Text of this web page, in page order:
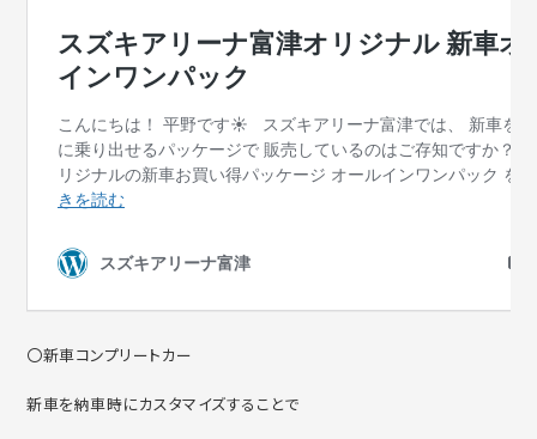
〇新車コンプリートカー
新車を納車時にカスタマイズすることで